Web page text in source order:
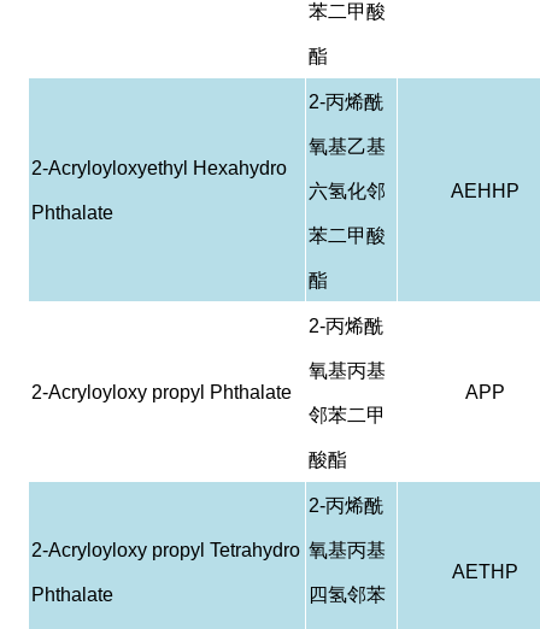
苯二甲酸
酯
2-Acryloyloxyethyl Hexahydro
Phthalate
2-丙烯酰
氧基乙基
六氢化邻
苯二甲酸
酯
AEHHP
2-Acryloyloxy propyl Phthalate
2-丙烯酰
氧基丙基
邻苯二甲
酸酯
APP
2-Acryloyloxy propyl Tetrahydro
Phthalate
2-丙烯酰
氧基丙基
四氢邻苯
AETHP